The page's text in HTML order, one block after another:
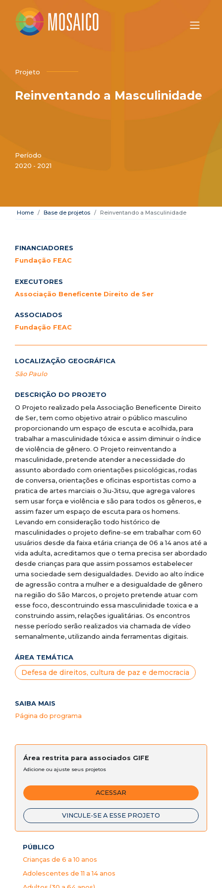
Projeto
Reinventando a Masculinidade
Período
2020 - 2021
Home Base de projetos Reinventando a Masculinidade
FINANCIADORES
Fundação FEAC
EXECUTORES
Associação Beneficente Direito de Ser
ASSOCIADOS
Fundação FEAC
LOCALIZAÇÃO GEOGRÁFICA
São Paulo
DESCRIÇÃO DO PROJETO
O Projeto realizado pela Associação Beneficente Direito
de Ser, tem como objetivo atrair o público masculino
proporcionando um espaço de escuta e acolhida, para
trabalhar a masculinidade tóxica e assim diminuir o índice
de violência de gênero. O Projeto reinventando a
masculinidade, pretende atender a necessidade do
assunto abordado com orientações psicológicas, rodas
de conversa, orientações e oficinas esportistas como a
pratica de artes marciais o Jiu-Jitsu, que agrega valores
sem usar força e violência e são para todos os gêneros, e
assim fazer um espaço de escuta para os homens.
Levando em consideração todo histórico de
masculinidades o projeto define-se em trabalhar com 60
usuários desde da faixa etária criança de 06 a 14 anos até a
vida adulta, acreditamos que o tema precisa ser abordado
desde crianças para que assim possamos estabelecer
uma sociedade sem desigualdades. Devido ao alto índice
de agressão contra a mulher e a desigualdade de gênero
na região do São Marcos, o projeto pretende atuar com
esse foco, descontruindo essa masculinidade toxica e a
construindo assim, relações igualitárias. Os encontros
nesse período serão realizados via chamada de vídeo
semanalmente, utilizando ainda ferramentas digitais.
ÁREA TEMÁTICA
Defesa de direitos, cultura de paz e democracia
SAIBA MAIS
Página do programa
Área restrita para associados GIFE
Adicione ou ajuste seus projetos
ACESSAR
VINCULE-SE A ESSE PROJETO
PÚBLICO
Crianças de 6 a 10 anos
Adolescentes de 11 a 14 anos